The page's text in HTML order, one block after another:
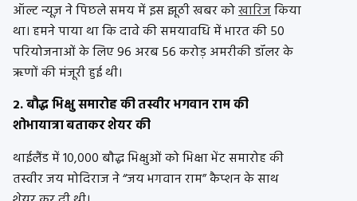
ऑल्ट न्यूज़ ने पिछले समय में इस झूठी खबर कोखारिजकिया
था। हमने पाया था कि दावे की समयावधि में भारत की 50
परियोजनाओं के लिए 96 अरब 56 करोड़ अमरीकी डॉलर के
ऋणों की मंजूरी हुई थी।
2. बौद्ध भिक्षु समारोह की तस्वीर भगवान राम की
शोभायात्रा बताकर शेयर की
थाईलैंड में 10,000 बौद्ध भिक्षुओं को भिक्षा भेंट समारोह की
तस्वीर जय मोदिराज ने “जय भगवान राम” कैप्शन के साथ